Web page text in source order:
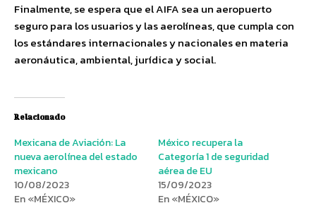
Finalmente, se espera que el AIFA sea un aeropuerto
seguro para los usuarios y las aerolíneas, que cumpla con
los estándares internacionales y nacionales en materia
aeronáutica, ambiental, jurídica y social.
Relacionado
Mexicana de Aviación: La
nueva aerolínea del estado
mexicano
10/08/2023
En «MÉXICO»
México recupera la
Categoría 1 de seguridad
aérea de EU
15/09/2023
En «MÉXICO»